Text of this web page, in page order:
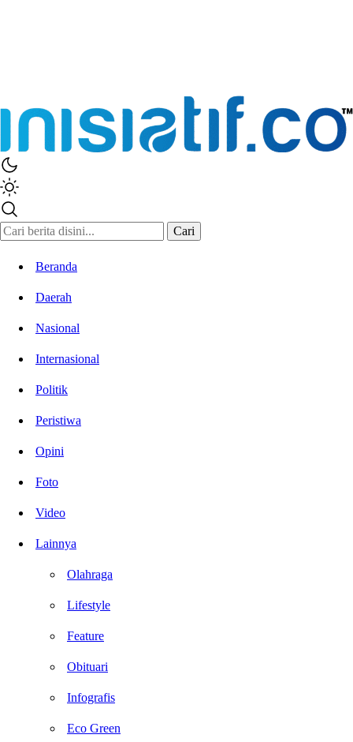
Inisiatif.co
Stay Connected Stay Informed
Cari
Beranda
Daerah
Nasional
Internasional
Politik
Peristiwa
Opini
Foto
Video
Lainnya
Olahraga
Lifestyle
Feature
Obituari
Infografis
Eco Green